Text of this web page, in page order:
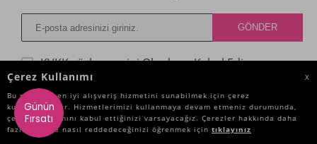
KVKK sözleşmesiniOkudum, Kabul Ediyorum.
KATEGORILER
Çerez Kullanımı
X
Bu site size en iyi alışveriş hizmetini sunabilmek için çerez
kullanmaktadır. Hizmetlerimizi kullanmaya devam etmeniz durumunda,
çerez kullanımını kabul ettiğinizi varsayacağız. Çerezler hakkında daha
fazla bilgi ve nasıl reddedeceğinizi öğrenmek için tıklayınız
Günün
Fırsatı